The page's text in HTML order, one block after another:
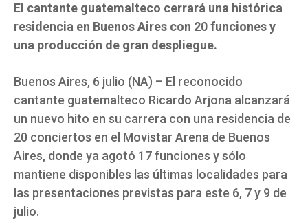
El cantante guatemalteco cerrará una histórica
residencia en Buenos Aires con 20 funciones y
una producción de gran despliegue.
Buenos Aires, 6 julio (NA) – El reconocido
cantante guatemalteco Ricardo Arjona alcanzará
un nuevo hito en su carrera con una residencia de
20 conciertos en el Movistar Arena de Buenos
Aires, donde ya agotó 17 funciones y sólo
mantiene disponibles las últimas localidades para
las presentaciones previstas para este 6, 7 y 9 de
julio.